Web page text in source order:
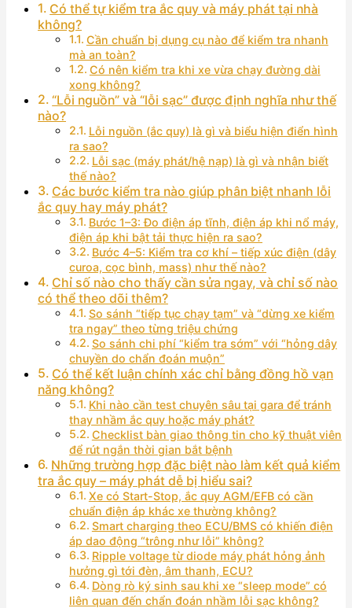
Có thể tự kiểm tra ắc quy và máy phát tại nhà
không?
Cần chuẩn bị dụng cụ nào để kiểm tra nhanh
mà an toàn?
Có nên kiểm tra khi xe vừa chạy đường dài
xong không?
“Lỗi nguồn” và “lỗi sạc” được định nghĩa như thế
nào?
Lỗi nguồn (ắc quy) là gì và biểu hiện điển hình
ra sao?
Lỗi sạc (máy phát/hệ nạp) là gì và nhận biết
thế nào?
Các bước kiểm tra nào giúp phân biệt nhanh lỗi
ắc quy hay máy phát?
Bước 1–3: Đo điện áp tĩnh, điện áp khi nổ máy,
điện áp khi bật tải thực hiện ra sao?
Bước 4–5: Kiểm tra cơ khí – tiếp xúc điện (dây
curoa, cọc bình, mass) như thế nào?
Chỉ số nào cho thấy cần sửa ngay, và chỉ số nào
có thể theo dõi thêm?
So sánh “tiếp tục chạy tạm” và “dừng xe kiểm
tra ngay” theo từng triệu chứng
So sánh chi phí “kiểm tra sớm” với “hỏng dây
chuyền do chẩn đoán muộn”
Có thể kết luận chính xác chỉ bằng đồng hồ vạn
năng không?
Khi nào cần test chuyên sâu tại gara để tránh
thay nhầm ắc quy hoặc máy phát?
Checklist bàn giao thông tin cho kỹ thuật viên
để rút ngắn thời gian bắt bệnh
Những trường hợp đặc biệt nào làm kết quả kiểm
tra ắc quy – máy phát dễ bị hiểu sai?
Xe có Start-Stop, ắc quy AGM/EFB có cần
chuẩn điện áp khác xe thường không?
Smart charging theo ECU/BMS có khiến điện
áp dao động “trông như lỗi” không?
Ripple voltage từ diode máy phát hỏng ảnh
hưởng gì tới đèn, âm thanh, ECU?
Dòng rò ký sinh sau khi xe “sleep mode” có
liên quan đến chẩn đoán nhầm lỗi sạc không?